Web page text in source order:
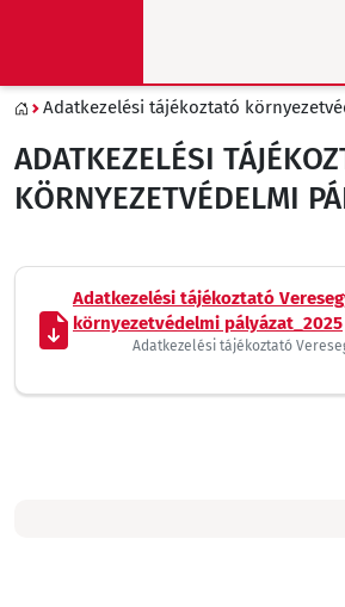
Adatkezelési tájékoztató
ADATKEZELÉSI
KÖRNYEZETVÉDELMI
Adatkezelési tájékoztató
környezetvédelmi pályázat_2025
Adatkezelési tájékoztató